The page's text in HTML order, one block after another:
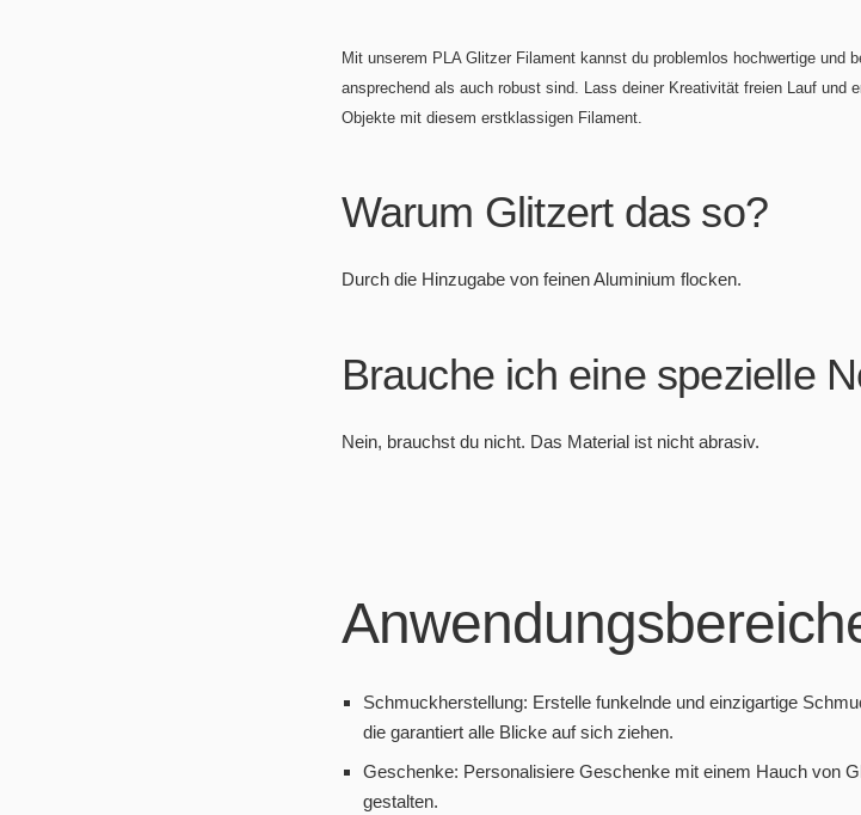
Mit unserem PLA Glitzer Filament kannst du problemlos hochwertige und
ansprechend als auch robust sind. Lass deiner Kreativität freien Lauf und
Objekte mit diesem erstklassigen Filament.
Warum Glitzert das so?
Durch die Hinzugabe von feinen Aluminium flocken.
Brauche ich eine spezielle
Nein, brauchst du nicht. Das Material ist nicht abrasiv.
Schmuckherstellung: Erstelle funkelnde und einzigartige
die garantiert alle Blicke auf sich ziehen.
Geschenke: Personalisiere Geschenke mit einem Hauch von
gestalten.